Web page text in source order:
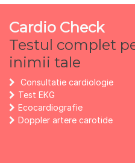
Cardio Check
Testul complet
inimii tale
Consultatie cardiologie
Test EKG
Ecocardiografie
Doppler artere carotide